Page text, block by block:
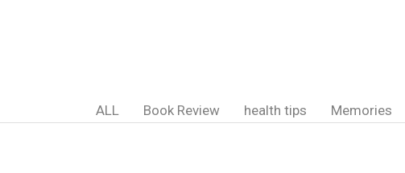
ALL Book Review health tips Memories